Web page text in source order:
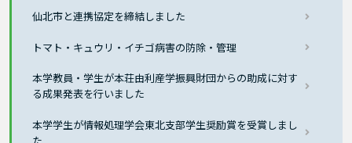
仙北市と連携協定を締結しました
トマト・キュウリ・イチゴ病害の防除・管理
本学教員・学生が本荘由利産学振興財団からの助成に対す
る成果発表を行いました
本学学生が情報処理学会東北支部学生奨励賞を受賞しまし